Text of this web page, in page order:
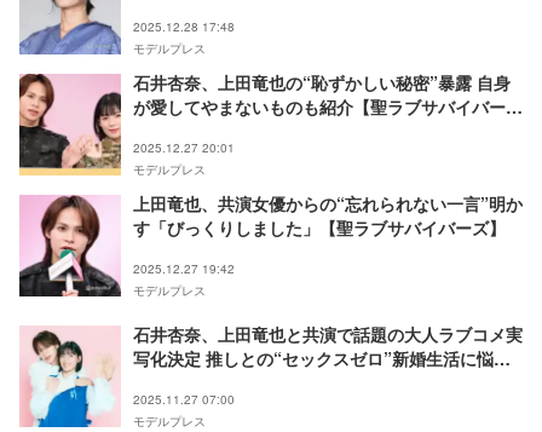
2025.12.28 17:48
モデルプレス
石井杏奈、上田竜也の“恥ずかしい秘密”暴露 自身
が愛してやまないものも紹介【聖ラブサバイバー
2025.12.27 20:01
モデルプレス
上田竜也、共演女優からの“忘れられない一言”明か
す「びっくりしました」【聖ラブサバイバーズ】
2025.12.27 19:42
モデルプレス
石井杏奈、上田竜也と共演で話題の大人ラブコメ実
写化決定 推しとの“セックスゼロ”新婚生活に悩む
2025.11.27 07:00
モデルプレス